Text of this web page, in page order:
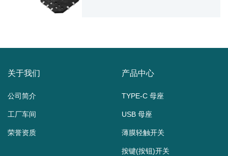
关于我们
公司简介
工厂车间
荣誉资质
产品中心
TYPE-C 母座
USB 母座
薄膜轻触开关
按键(按钮)开关